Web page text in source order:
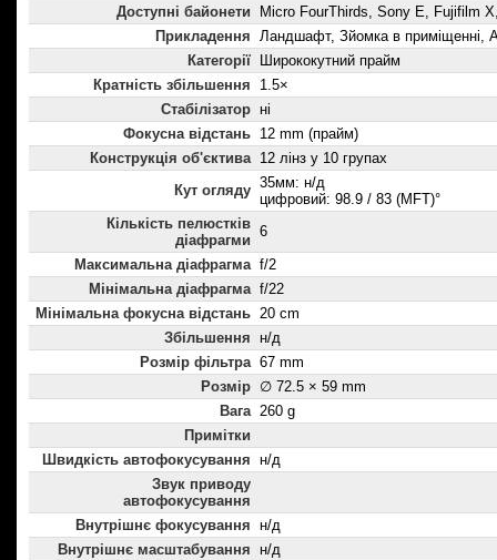
Доступні байонети
Micro FourThirds, Sony E, Fujifilm
Прикладення Ландшафт, Зйомка в приміщенні,
Категорії
Ширококутний прайм
Кратність збільшення
1.5×
Стабілізатор ні
Фокусна відстань 12 mm (прайм)
Конструкція об'єктива 12 лінз у 10 групах
Кут огляду 35мм: н/д
цифровий: 98.9 / 83 (MFT)°
Кількість пелюстків
діафрагми
6
Максимальна діафрагма f/2
Мінімальна діафрагма f/22
Мінімальна фокусна відстань 20 cm
Збільшення
н/д
Розмір фільтра 67 mm
Розмір ∅ 72.5 × 59 mm
Вага 260 g
Примітки
Швидкість автофокусування н/д
Звук приводу
автофокусування
Внутрішнє фокусування н/д
Внутрішнє масштабування
н/д